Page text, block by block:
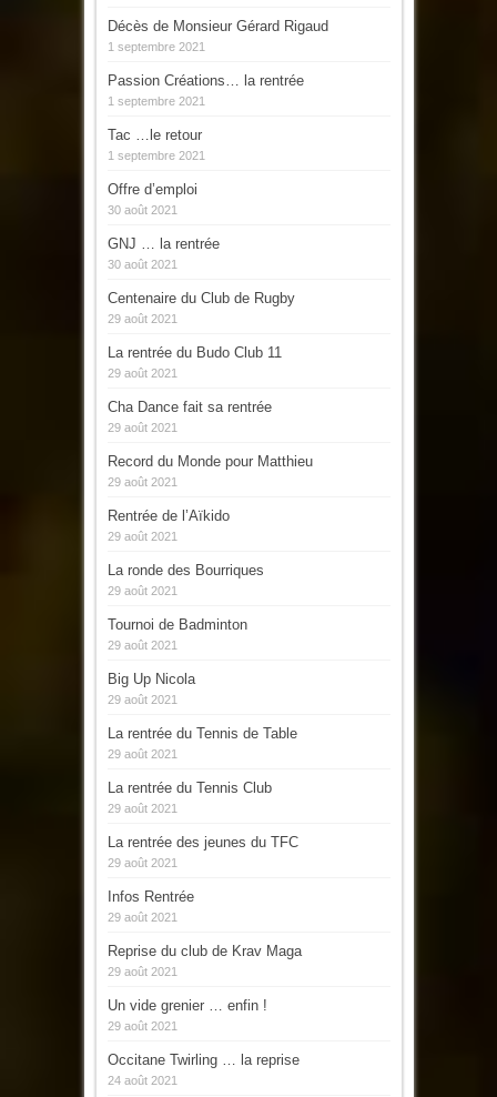
Décès de Monsieur Gérard Rigaud
1 septembre 2021
Passion Créations… la rentrée
1 septembre 2021
Tac …le retour
1 septembre 2021
Offre d’emploi
30 août 2021
GNJ … la rentrée
30 août 2021
Centenaire du Club de Rugby
29 août 2021
La rentrée du Budo Club 11
29 août 2021
Cha Dance fait sa rentrée
29 août 2021
Record du Monde pour Matthieu
29 août 2021
Rentrée de l’Aïkido
29 août 2021
La ronde des Bourriques
29 août 2021
Tournoi de Badminton
29 août 2021
Big Up Nicola
29 août 2021
La rentrée du Tennis de Table
29 août 2021
La rentrée du Tennis Club
29 août 2021
La rentrée des jeunes du TFC
29 août 2021
Infos Rentrée
29 août 2021
Reprise du club de Krav Maga
29 août 2021
Un vide grenier … enfin !
29 août 2021
Occitane Twirling … la reprise
24 août 2021